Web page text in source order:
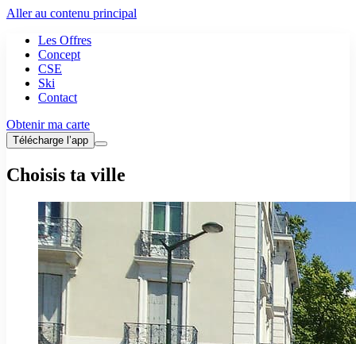
Aller au contenu principal
Les Offres
Concept
CSE
Ski
Contact
Obtenir ma carte
Télécharge l’app
Choisis ta ville